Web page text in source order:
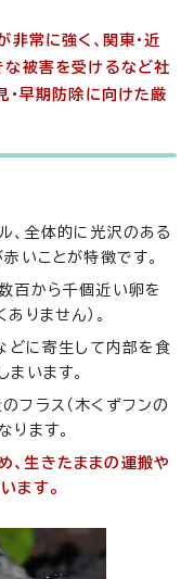
常に強く、関東・近
被害を受けるなど社
・早期防除に向けた厳
、全体的に光沢のある
いことが特徴です。
百から千個近い卵を
りません）。
どに寄生して内部を食
まいます。
フラス（木くずフンの
ります。
、生きたままの運搬や
ます。